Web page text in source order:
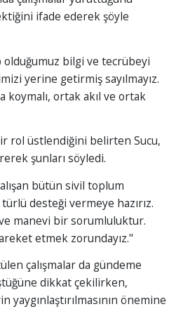
ifade ederek şöyle
olduğumuz bilgi ve tecrübeyi
yerine getirmiş sayılmayız.
koymalı, ortak akıl ve ortak
rol üstlendiğini belirten Sucu,
şunları söyledi.
bütün sivil toplum
desteği vermeye hazırız.
manevi bir sorumluluktur.
etmek zorundayız."
çalışmalar da gündeme
dikkat çekilirken,
önemine